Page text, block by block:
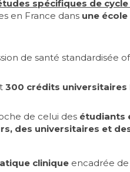
spécifiques de
en France dans une
de santé standardisée
300 crédits universitaires
de celui des étudiants
des universitaires et
clinique encadrée de